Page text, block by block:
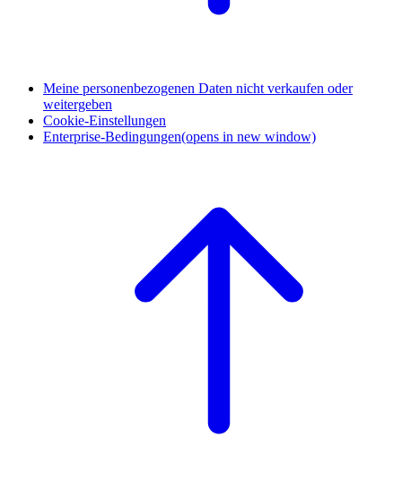
Meine personenbezogenen Daten nicht verkaufen oder
weitergeben
Cookie-Einstellungen
Enterprise-Bedingungen(opens in new window)